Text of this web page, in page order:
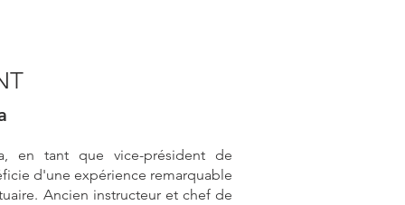
en tant que vice-président de
d'une expérience remarquable
Ancien instructeur et chef de